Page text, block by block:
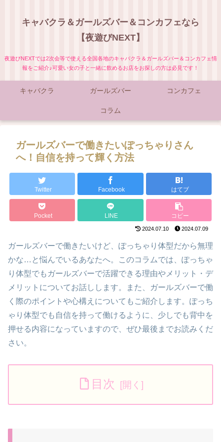
キャバクラ＆ガールズバー＆コンカフェなら
【夜遊びNEXT】
夜遊びNEXTでは2次会等で使える全国各地のキャバクラ＆ガールズバー＆コンカフェ情
報をご紹介♪可愛い女の子と一緒に飲めるお店をお探しの方は必見です！
キャバクラ ガールズバー コンカフェ
コラム
ガールズバーで働きたいぽっちゃりさん
へ！自信を持って輝く方法
Twitter Facebook はてブ
Pocket LINE コピー
2024.07.10 2024.07.09
ガールズバーで働きたいけど、ぽっちゃり体型だから無理
かな…と悩んでいるあなたへ。このコラムでは、ぽっちゃ
り体型でもガールズバーで活躍できる理由やメリット・デ
メリットについてお話しします。また、ガールズバーで働
く際のポイントや心構えについてもご紹介します。ぽっち
ゃり体型でも自信を持って働けるように、少しでも背中を
押せる内容になっていますので、ぜひ最後までお読みくだ
さい。
目次